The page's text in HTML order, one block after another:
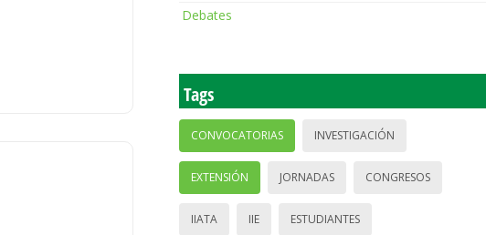
Debates
Tags
CONVOCATORIAS INVESTIGACIÓN
EXTENSIÓN JORNADAS CONGRESOS
IIATA IIE ESTUDIANTES